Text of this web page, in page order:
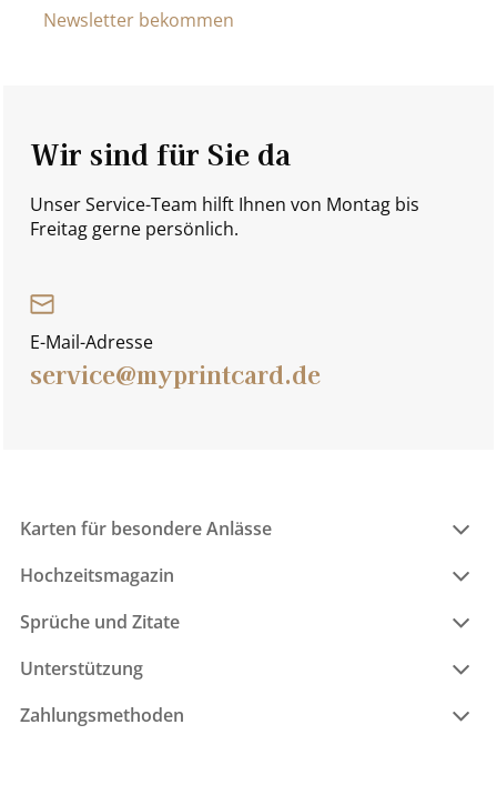
Newsletter bekommen
Wir sind für Sie da
Unser Service-Team hilft Ihnen von Montag bis
Freitag gerne persönlich.
E-Mail-Adresse
service@myprintcard.de
Karten für besondere Anlässe
Hochzeitsmagazin
Sprüche und Zitate
Unterstützung
Zahlungsmethoden